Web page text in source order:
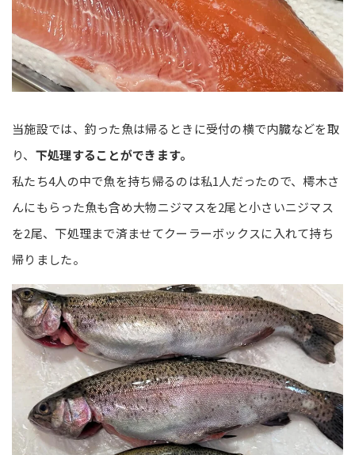
当施設では、釣った魚は帰るときに受付の横で内臓などを取
り、 下処理することができます。
私たち4人の中で魚を持ち帰るのは私1人だったので、樗木さ
んにもらった魚も含め大物ニジマスを2尾と小さいニジマス
を2尾、下処理まで済ませてクーラーボックスに入れて持ち
帰りました。